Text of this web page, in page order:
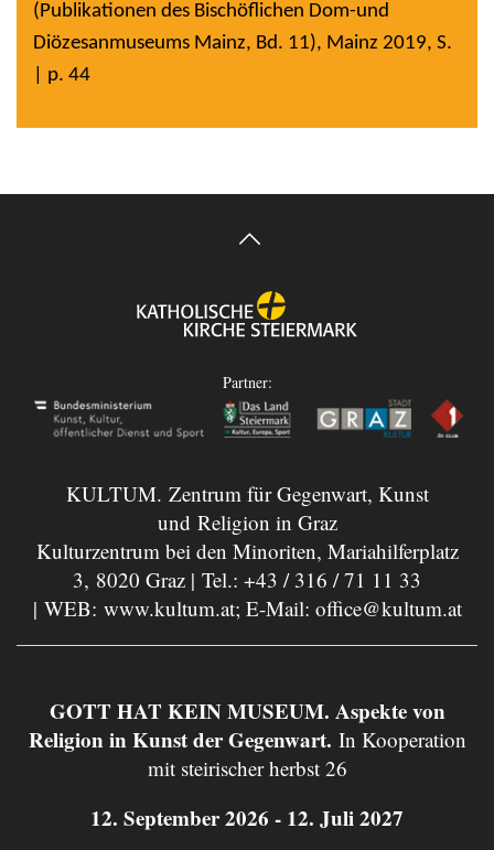
(Publikationen des Bischöflichen Dom-und
Diözesanmuseums Mainz, Bd. 11), Mainz 2019, S.
| p. 44
Partner:
KULTUM. Zentrum für Gegenwart, Kunst
und Religion in Graz
Kulturzentrum bei den Minoriten, Mariahilferplatz
3, 8020 Graz | Tel.: +43 / 316 / 71 11 33
| WEB: www.kultum.at; E-Mail: office@kultum.at
GOTT HAT KEIN MUSEUM. Aspekte von
Religion in Kunst der Gegenwart. In Kooperation
mit steirischer herbst 26
12. September 2026 - 12. Juli 2027